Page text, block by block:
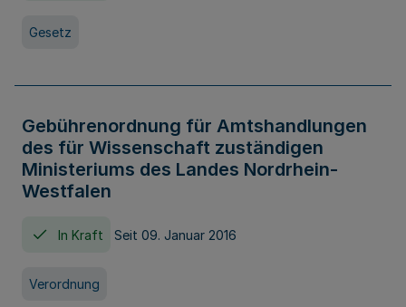
Gesetz
Gebührenordnung für Amtshandlungen
des für Wissenschaft zuständigen
Ministeriums des Landes Nordrhein-
Westfalen
In Kraft Seit 09. Januar 2016
Verordnung